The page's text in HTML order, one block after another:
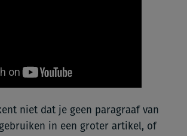
niet dat je geen paragraaf van
in een groter artikel, of